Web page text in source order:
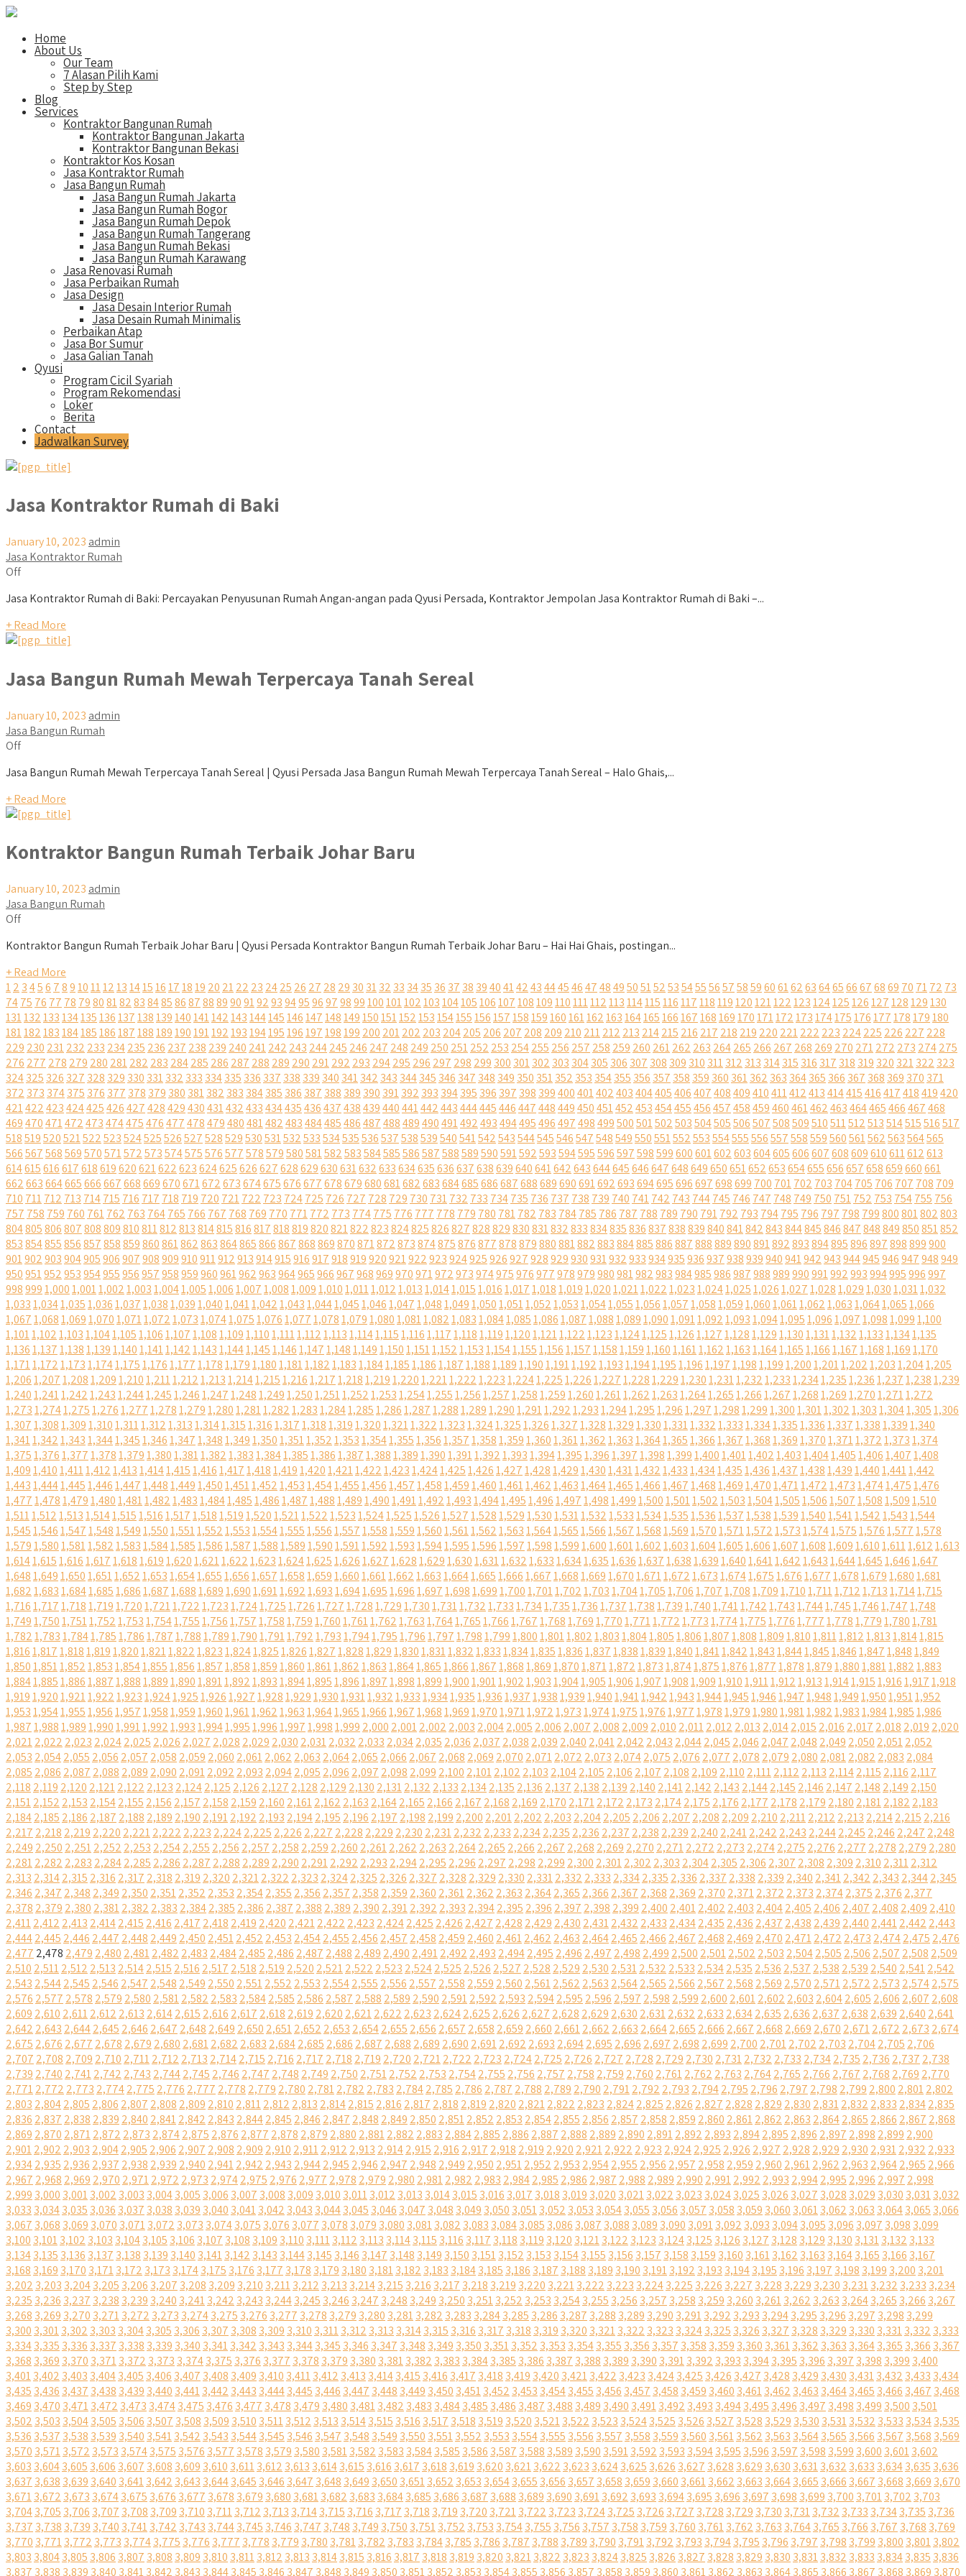
Home
About Us
Our Team
7 Alasan Pilih Kami
Step by Step
Blog
Services
Kontraktor Bangunan Rumah
Kontraktor Bangunan Jakarta
Kontraktor Bangunan Bekasi
Kontraktor Kos Kosan
Jasa Kontraktor Rumah
Jasa Bangun Rumah
Jasa Bangun Rumah Jakarta
Jasa Bangun Rumah Bogor
Jasa Bangun Rumah Depok
Jasa Bangun Rumah Tangerang
Jasa Bangun Rumah Bekasi
Jasa Bangun Rumah Karawang
Jasa Renovasi Rumah
Jasa Perbaikan Rumah
Jasa Design
Jasa Desain Interior Rumah
Jasa Desain Rumah Minimalis
Perbaikan Atap
Jasa Bor Sumur
Jasa Galian Tanah
Qyusi
Program Cicil Syariah
Program Rekomendasi
Loker
Berita
Contact
Jadwalkan Survey
Jasa Kontraktor Rumah di Baki
January 10, 2023 admin
Jasa Kontraktor Rumah
Off
Jasa Kontraktor Rumah di Baki: Percayakan Penyusunan Rumah Angan-angan pada Qyusi Persada, Kontraktor Jempolan Jasa Kontraktor Rumah di Baki –...
+ Read More
Jasa Bangun Rumah Mewah Terpercaya Tanah Sereal
January 10, 2023 admin
Jasa Bangun Rumah
Off
Jasa Bangun Rumah Mewah Terpercaya Tanah Sereal | Qyusi Persada Jasa Bangun Rumah Mewah Terpercaya Tanah Sereal – Halo Ghais,...
+ Read More
Kontraktor Bangun Rumah Terbaik Johar Baru
January 10, 2023 admin
Jasa Bangun Rumah
Off
Kontraktor Bangun Rumah Terbaik Johar Baru | Qyusi Persada Kontraktor Bangun Rumah Terbaik Johar Baru – Hai Hai Ghais, postingan...
+ Read More
12 3456 78910111213141516171819 20 2122 23 2425 26 27 28 29 30 3132 33 3435 36 37 38 39404142434445464748495051525354555657585960616263646566676869 70 7172 73
7475 76 77 78 798081828384858687888990919293949596979899100101102103104105106107108109110111112113114115116117118119120121122123124125126127128129130
131132133134135136137138139140141142143144145146147148149150151152153154155156157158159160161162163164165166167168169170171172173174175176177178179180
181182183184185186187188189190191192193194195196197198199 200 201202 203 204205 206 207 208 209 210 211212 213 214215 216 217 218 219 220 221222 223 224225 226 227 228
229 230 231232 233 234235 236 237 238 239 240 241242 243 244245 246 247 248 249 250 251252 253 254255 256 257 258 259 260 261262 263 264265 266 267 268 269 270 271272 273 274275
276 277 278 279 280 281282 283 284285 286 287 288 289 290 291292 293 294295 296 297 298 299 300 301302 303 304305 306 307 308 309 310 311312 313 314315 316 317 318 319 320 321322 323
324325 326 327 328 329 330 331332 333 334335 336 337 338 339 340 341342 343 344345 346 347 348 349 350 351352 353 354355 356 357 358 359 360 361362 363 364365 366 367 368 369 370 371
372 373 374375 376 377 378 379 380 381382 383 384385 386 387 388 389 390 391392 393 394395 396 397 398 399400401402403404405406407408409410411412413414415416417418419420
421422423424425426427428429430431432433434435436437438439440441442443444445446447448449450451452453454455456457458459460461462463464465466467468
469470471472473474475476477478479480481482483484485486487488489490491492493494495496497498499500501502503504505506507508509510511512513514515516517
518519520521522523524525526527528529530531532533534535536537538539540541542543544545546547548549550551552553554555556557558559560561562563564565
566567568569570571572573574575576577578579580581582583584585586587588589590591592593594595596597598599600601602603604605606607608609610611612613
614615616617618619620621622623624625626627628629630631632633634635636637638639640641642643644645646647648649650651652653654655656657658659660661
662663664665666667668669670671672673674675676677678679680681682683684685686687688689690691692693694695696697698699 700 701702 703 704705 706 707 708 709
710 711712 713 714715 716 717 718 719 720 721722 723 724725 726 727 728 729 730 731732 733 734735 736 737 738 739 740 741742 743 744745 746 747 748 749 750 751752 753 754755 756
757 758 759 760 761762 763 764765 766 767 768 769 770 771772 773 774775 776 777 778 779 780 781782 783 784785 786 787 788 789 790 791792 793 794795 796 797 798 799800801802803
804805806807808809810811812813814815816817818819820821822823824825826827828829830831832833834835836837838839840841842843844845846847848849850851852
853854855856857858859860861862863864865866867868869870871872873874875876877878879880881882883884885886887888889890891892893894895896897898899900
901902903904905906907908909910911912913914915916917918919920921922923924925926927928929930931932933934935936937938939940941942943944945946947948949
950951952953954955956957958959960961962963964965966967968969970971972973974975976977978979980981982983984985986987988989990991992993994995996997
9989991,0001,0011,0021,0031,0041,0051,0061,0071,0081,0091,0101,0111,0121,0131,0141,0151,0161,0171,0181,0191,0201,0211,0221,0231,0241,0251,0261,0271,0281,0291,0301,0311,032
1,0331,0341,0351,0361,0371,0381,0391,0401,0411,0421,0431,0441,0451,0461,0471,0481,0491,0501,0511,0521,0531,0541,0551,0561,0571,0581,0591,0601,0611,0621,0631,0641,0651,066
1,0671,0681,0691,0701,0711,0721,0731,0741,0751,0761,0771,0781,0791,0801,0811,0821,0831,0841,0851,0861,0871,0881,0891,0901,0911,0921,0931,0941,0951,0961,0971,0981,0991,100
1,1011,1021,1031,1041,1051,1061,1071,1081,1091,1101,1111,1121,1131,1141,1151,1161,1171,1181,1191,1201,1211,1221,1231,1241,1251,1261,1271,1281,1291,1301,1311,1321,1331,1341,135
1,1361,1371,1381,1391,1401,1411,1421,1431,1441,1451,1461,1471,1481,1491,1501,1511,1521,1531,1541,1551,1561,1571,1581,1591,1601,1611,1621,1631,1641,1651,1661,1671,1681,1691,170
1,1711,1721,1731,1741,1751,1761,1771,1781,1791,1801,1811,1821,1831,1841,1851,1861,1871,1881,1891,1901,1911,1921,1931,1941,1951,1961,1971,1981,1991,2001,2011,2021,2031,2041,205
1,2061,2071,2081,2091,2101,2111,2121,2131,2141,2151,2161,2171,2181,2191,2201,2211,2221,2231,2241,2251,2261,2271,2281,2291,2301,2311,2321,2331,2341,2351,2361,2371,2381,239
1,2401,2411,2421,2431,2441,2451,2461,2471,2481,2491,2501,2511,2521,2531,2541,2551,2561,2571,2581,2591,2601,2611,2621,2631,2641,2651,2661,2671,2681,2691,2701,2711,272
1,2731,2741,2751,2761,2771,2781,2791,2801,2811,2821,2831,2841,2851,2861,2871,2881,2891,2901,2911,2921,2931,2941,2951,2961,2971,2981,2991,3001,3011,3021,3031,3041,3051,306
1,3071,3081,3091,3101,3111,3121,3131,3141,3151,3161,3171,3181,3191,3201,3211,3221,3231,3241,3251,3261,3271,3281,3291,3301,3311,3321,3331,3341,3351,3361,3371,3381,3391,340
1,3411,3421,3431,3441,3451,3461,3471,3481,3491,3501,3511,3521,3531,3541,3551,3561,3571,3581,3591,3601,3611,3621,3631,3641,3651,3661,3671,3681,3691,3701,3711,3721,3731,374
1,3751,3761,3771,3781,3791,3801,3811,3821,3831,3841,3851,3861,3871,3881,3891,3901,3911,3921,3931,3941,3951,3961,3971,3981,3991,4001,4011,4021,4031,4041,4051,4061,4071,408
1,4091,4101,4111,4121,4131,4141,4151,4161,4171,4181,4191,4201,4211,4221,4231,4241,4251,4261,4271,4281,4291,4301,4311,4321,4331,4341,4351,4361,4371,4381,4391,4401,4411,442
1,4431,4441,4451,4461,4471,4481,4491,4501,4511,4521,4531,4541,4551,4561,4571,4581,4591,4601,4611,4621,4631,4641,4651,4661,4671,4681,4691,4701,4711,4721,4731,4741,4751,476
1,4771,4781,4791,4801,4811,4821,4831,4841,4851,4861,4871,4881,4891,4901,4911,4921,4931,4941,4951,4961,4971,4981,4991,5001,5011,5021,5031,5041,5051,5061,5071,5081,5091,510
1,5111,5121,5131,5141,5151,5161,5171,5181,5191,5201,5211,5221,5231,5241,5251,5261,5271,5281,5291,5301,5311,5321,5331,5341,5351,5361,5371,5381,5391,5401,5411,5421,5431,544
1,5451,5461,5471,5481,5491,5501,5511,5521,5531,5541,5551,5561,5571,5581,5591,5601,5611,5621,5631,5641,5651,5661,5671,5681,5691,5701,5711,5721,5731,5741,5751,5761,5771,578
1,5791,5801,5811,5821,5831,5841,5851,5861,5871,5881,5891,5901,5911,5921,5931,5941,5951,5961,5971,5981,5991,6001,6011,6021,6031,6041,6051,6061,6071,6081,6091,6101,6111,6121,613
1,6141,6151,6161,6171,6181,6191,6201,6211,6221,6231,6241,6251,6261,6271,6281,6291,6301,6311,6321,6331,6341,6351,6361,6371,6381,6391,6401,6411,6421,6431,6441,6451,6461,647
1,6481,6491,6501,6511,6521,6531,6541,6551,6561,6571,6581,6591,6601,6611,6621,6631,6641,6651,6661,6671,6681,6691,6701,6711,6721,6731,6741,6751,6761,6771,6781,6791,6801,681
1,6821,6831,6841,6851,6861,6871,6881,6891,6901,6911,6921,6931,6941,6951,6961,6971,6981,6991,7001,7011,7021,7031,7041,7051,7061,7071,7081,7091,7101,7111,7121,7131,7141,715
1,7161,7171,7181,7191,7201,7211,7221,7231,7241,7251,7261,7271,7281,7291,7301,7311,7321,7331,7341,7351,7361,7371,7381,7391,7401,7411,7421,7431,7441,7451,7461,7471,748
1,7491,7501,7511,7521,7531,7541,7551,7561,7571,7581,7591,7601,7611,7621,7631,7641,7651,7661,7671,7681,7691,7701,7711,7721,7731,7741,7751,7761,7771,7781,7791,7801,781
1,7821,7831,7841,7851,7861,7871,7881,7891,7901,7911,7921,7931,7941,7951,7961,7971,7981,7991,8001,8011,8021,8031,8041,8051,8061,8071,8081,8091,8101,8111,8121,8131,8141,815
1,8161,8171,8181,8191,8201,8211,8221,8231,8241,8251,8261,8271,8281,8291,8301,8311,8321,8331,8341,8351,8361,8371,8381,8391,8401,8411,8421,8431,8441,8451,8461,8471,8481,849
1,8501,8511,8521,8531,8541,8551,8561,8571,8581,8591,8601,8611,8621,8631,8641,8651,8661,8671,8681,8691,8701,8711,8721,8731,8741,8751,8761,8771,8781,8791,8801,8811,8821,883
1,8841,8851,8861,8871,8881,8891,8901,8911,8921,8931,8941,8951,8961,8971,8981,8991,9001,9011,9021,9031,9041,9051,9061,9071,9081,9091,9101,9111,9121,9131,9141,9151,9161,9171,918
1,9191,9201,9211,9221,9231,9241,9251,9261,9271,9281,9291,9301,9311,9321,9331,9341,9351,9361,9371,9381,9391,9401,9411,9421,9431,9441,9451,9461,9471,9481,9491,9501,9511,952
1,9531,9541,9551,9561,9571,9581,9591,9601,9611,9621,9631,9641,9651,9661,9671,9681,9691,9701,9711,9721,9731,9741,9751,9761,9771,9781,9791,9801,9811,9821,9831,9841,9851,986
1,9871,9881,9891,9901,9911,9921,9931,9941,9951,9961,9971,9981,999 2,000 2,0012,002 2,003 2,0042,005 2,006 2,007 2,008 2,009 2,010 2,0112,012 2,013 2,0142,015 2,016 2,017 2,018 2,019 2,020
2,0212,022 2,023 2,0242,025 2,026 2,027 2,028 2,029 2,030 2,0312,032 2,033 2,0342,035 2,036 2,037 2,038 2,039 2,040 2,0412,042 2,043 2,0442,045 2,046 2,047 2,048 2,049 2,050 2,0512,052
2,053 2,0542,055 2,056 2,057 2,058 2,059 2,060 2,0612,062 2,063 2,0642,065 2,066 2,067 2,068 2,069 2,070 2,0712,072 2,073 2,0742,075 2,076 2,077 2,078 2,079 2,080 2,0812,082 2,083 2,084
2,085 2,086 2,087 2,088 2,089 2,090 2,0912,092 2,093 2,0942,095 2,096 2,097 2,098 2,099 2,100 2,1012,102 2,103 2,1042,105 2,106 2,107 2,108 2,109 2,110 2,1112,112 2,113 2,1142,115 2,116 2,117
2,118 2,119 2,120 2,1212,122 2,123 2,1242,125 2,126 2,127 2,128 2,129 2,130 2,1312,132 2,133 2,1342,135 2,136 2,137 2,138 2,139 2,140 2,1412,142 2,143 2,1442,145 2,146 2,147 2,148 2,149 2,150
2,1512,152 2,153 2,1542,155 2,156 2,157 2,158 2,159 2,160 2,1612,162 2,163 2,1642,165 2,166 2,167 2,168 2,169 2,170 2,1712,172 2,173 2,1742,175 2,176 2,177 2,178 2,179 2,180 2,1812,182 2,183
2,1842,185 2,186 2,187 2,188 2,189 2,190 2,1912,192 2,193 2,1942,195 2,196 2,197 2,198 2,199 2,200 2,2012,202 2,203 2,2042,205 2,206 2,207 2,208 2,209 2,210 2,2112,212 2,213 2,2142,215 2,216
2,217 2,218 2,219 2,220 2,2212,222 2,223 2,2242,225 2,226 2,227 2,228 2,229 2,230 2,2312,232 2,233 2,2342,235 2,236 2,237 2,238 2,239 2,240 2,2412,242 2,243 2,2442,245 2,246 2,247 2,248
2,249 2,250 2,2512,252 2,253 2,2542,255 2,256 2,257 2,258 2,259 2,260 2,2612,262 2,263 2,2642,265 2,266 2,267 2,268 2,269 2,270 2,2712,272 2,273 2,2742,275 2,276 2,277 2,278 2,279 2,280
2,2812,282 2,283 2,2842,285 2,286 2,287 2,288 2,289 2,290 2,2912,292 2,293 2,2942,295 2,296 2,297 2,298 2,299 2,300 2,3012,302 2,303 2,3042,305 2,306 2,307 2,308 2,309 2,310 2,3112,312
2,313 2,3142,315 2,316 2,317 2,318 2,319 2,320 2,3212,322 2,323 2,3242,325 2,326 2,327 2,328 2,329 2,330 2,3312,332 2,333 2,3342,335 2,336 2,337 2,338 2,339 2,340 2,3412,342 2,343 2,3442,345
2,346 2,347 2,348 2,349 2,350 2,3512,352 2,353 2,3542,355 2,356 2,357 2,358 2,359 2,360 2,3612,362 2,363 2,3642,365 2,366 2,367 2,368 2,369 2,370 2,3712,372 2,373 2,3742,375 2,376 2,377
2,378 2,379 2,380 2,3812,382 2,383 2,3842,385 2,386 2,387 2,388 2,389 2,390 2,3912,392 2,393 2,3942,395 2,396 2,397 2,398 2,399 2,400 2,4012,402 2,403 2,4042,405 2,406 2,407 2,408 2,409 2,410
2,4112,412 2,413 2,4142,415 2,416 2,417 2,418 2,419 2,420 2,4212,422 2,423 2,4242,425 2,426 2,427 2,428 2,429 2,430 2,4312,432 2,433 2,4342,435 2,436 2,437 2,438 2,439 2,440 2,4412,442 2,443
2,4442,445 2,446 2,447 2,448 2,449 2,450 2,4512,452 2,453 2,4542,455 2,456 2,457 2,458 2,459 2,460 2,4612,462 2,463 2,4642,465 2,466 2,467 2,468 2,469 2,470 2,4712,472 2,473 2,4742,475 2,476
2,477 2,478 2,479 2,480 2,4812,482 2,483 2,4842,485 2,486 2,487 2,488 2,489 2,490 2,4912,492 2,493 2,4942,495 2,496 2,497 2,498 2,499 2,500 2,5012,502 2,503 2,5042,505 2,506 2,507 2,508 2,509
2,510 2,5112,512 2,513 2,5142,515 2,516 2,517 2,518 2,519 2,520 2,5212,522 2,523 2,5242,525 2,526 2,527 2,528 2,529 2,530 2,5312,532 2,533 2,5342,535 2,536 2,537 2,538 2,539 2,540 2,5412,542
2,543 2,5442,545 2,546 2,547 2,548 2,549 2,550 2,5512,552 2,553 2,5542,555 2,556 2,557 2,558 2,559 2,560 2,5612,562 2,563 2,5642,565 2,566 2,567 2,568 2,569 2,570 2,5712,572 2,573 2,5742,575
2,576 2,577 2,578 2,579 2,580 2,5812,582 2,583 2,5842,585 2,586 2,587 2,588 2,589 2,590 2,5912,592 2,593 2,5942,595 2,596 2,597 2,598 2,599 2,600 2,6012,602 2,603 2,6042,605 2,606 2,607 2,608
2,609 2,610 2,6112,612 2,613 2,6142,615 2,616 2,617 2,618 2,619 2,620 2,6212,622 2,623 2,6242,625 2,626 2,627 2,628 2,629 2,630 2,6312,632 2,633 2,6342,635 2,636 2,637 2,638 2,639 2,640 2,641
2,642 2,643 2,6442,645 2,646 2,647 2,648 2,649 2,650 2,6512,652 2,653 2,6542,655 2,656 2,657 2,658 2,659 2,660 2,6612,662 2,663 2,6642,665 2,666 2,667 2,668 2,669 2,670 2,6712,672 2,673 2,674
2,675 2,676 2,677 2,678 2,679 2,680 2,6812,682 2,683 2,6842,685 2,686 2,687 2,688 2,689 2,690 2,6912,692 2,693 2,6942,695 2,696 2,697 2,698 2,699 2,700 2,7012,702 2,703 2,7042,705 2,706
2,707 2,708 2,709 2,710 2,7112,712 2,713 2,7142,715 2,716 2,717 2,718 2,719 2,720 2,7212,722 2,723 2,7242,725 2,726 2,727 2,728 2,729 2,730 2,7312,732 2,733 2,7342,735 2,736 2,737 2,738
2,739 2,740 2,7412,742 2,743 2,7442,745 2,746 2,747 2,748 2,749 2,750 2,7512,752 2,753 2,7542,755 2,756 2,757 2,758 2,759 2,760 2,7612,762 2,763 2,7642,765 2,766 2,767 2,768 2,769 2,770
2,7712,772 2,773 2,7742,775 2,776 2,777 2,778 2,779 2,780 2,7812,782 2,783 2,7842,785 2,786 2,787 2,788 2,789 2,790 2,7912,792 2,793 2,7942,795 2,796 2,797 2,798 2,799 2,800 2,8012,802
2,803 2,8042,805 2,806 2,807 2,808 2,809 2,810 2,8112,812 2,813 2,8142,815 2,816 2,817 2,818 2,819 2,820 2,8212,822 2,823 2,8242,825 2,826 2,827 2,828 2,829 2,830 2,8312,832 2,833 2,8342,835
2,836 2,837 2,838 2,839 2,840 2,8412,842 2,843 2,8442,845 2,846 2,847 2,848 2,849 2,850 2,8512,852 2,853 2,8542,855 2,856 2,857 2,858 2,859 2,860 2,8612,862 2,863 2,8642,865 2,866 2,867 2,868
2,869 2,870 2,8712,872 2,873 2,8742,875 2,876 2,877 2,878 2,879 2,880 2,8812,882 2,883 2,8842,885 2,886 2,887 2,888 2,889 2,890 2,8912,892 2,893 2,8942,895 2,896 2,897 2,898 2,899 2,900
2,9012,902 2,903 2,9042,905 2,906 2,907 2,908 2,909 2,910 2,9112,912 2,913 2,9142,915 2,916 2,917 2,918 2,919 2,920 2,9212,922 2,923 2,9242,925 2,926 2,927 2,928 2,929 2,930 2,9312,932 2,933
2,9342,935 2,936 2,937 2,938 2,939 2,940 2,9412,942 2,943 2,9442,945 2,946 2,947 2,948 2,949 2,950 2,9512,952 2,953 2,9542,955 2,956 2,957 2,958 2,959 2,960 2,9612,962 2,963 2,9642,965 2,966
2,967 2,968 2,969 2,970 2,9712,972 2,973 2,9742,975 2,976 2,977 2,978 2,979 2,980 2,9812,982 2,983 2,9842,985 2,986 2,987 2,988 2,989 2,990 2,9912,992 2,993 2,9942,995 2,996 2,997 2,998
2,999 3,000 3,0013,002 3,003 3,0043,005 3,006 3,007 3,008 3,009 3,010 3,0113,012 3,013 3,0143,015 3,016 3,017 3,018 3,019 3,020 3,0213,022 3,023 3,0243,025 3,026 3,027 3,028 3,029 3,030 3,0313,032
3,033 3,0343,035 3,036 3,037 3,038 3,039 3,040 3,0413,042 3,043 3,0443,045 3,046 3,047 3,048 3,049 3,050 3,0513,052 3,053 3,0543,055 3,056 3,057 3,058 3,059 3,060 3,0613,062 3,063 3,0643,065 3,066
3,067 3,068 3,069 3,070 3,0713,072 3,073 3,0743,075 3,076 3,077 3,078 3,079 3,080 3,0813,082 3,083 3,0843,085 3,086 3,087 3,088 3,089 3,090 3,0913,092 3,093 3,0943,095 3,096 3,097 3,098 3,099
3,100 3,1013,102 3,103 3,1043,105 3,106 3,107 3,108 3,109 3,110 3,1113,112 3,113 3,1143,115 3,116 3,117 3,118 3,119 3,120 3,1213,122 3,123 3,1243,125 3,126 3,127 3,128 3,129 3,130 3,1313,132 3,133
3,1343,135 3,136 3,137 3,138 3,139 3,140 3,1413,142 3,143 3,1443,145 3,146 3,147 3,148 3,149 3,150 3,1513,152 3,153 3,1543,155 3,156 3,157 3,158 3,159 3,160 3,1613,162 3,163 3,1643,165 3,166 3,167
3,168 3,169 3,170 3,1713,172 3,173 3,1743,175 3,176 3,177 3,178 3,179 3,180 3,1813,182 3,183 3,1843,185 3,186 3,187 3,188 3,189 3,190 3,1913,192 3,193 3,1943,195 3,196 3,197 3,198 3,199 3,200 3,201
3,202 3,203 3,2043,205 3,206 3,207 3,208 3,209 3,210 3,2113,212 3,213 3,2143,215 3,216 3,217 3,218 3,219 3,220 3,2213,222 3,223 3,2243,225 3,226 3,227 3,228 3,229 3,230 3,2313,232 3,233 3,234
3,235 3,236 3,237 3,238 3,239 3,240 3,2413,242 3,243 3,2443,245 3,246 3,247 3,248 3,249 3,250 3,2513,252 3,253 3,2543,255 3,256 3,257 3,258 3,259 3,260 3,2613,262 3,263 3,2643,265 3,266 3,267
3,268 3,269 3,270 3,2713,272 3,273 3,2743,275 3,276 3,277 3,278 3,279 3,280 3,2813,282 3,283 3,2843,285 3,286 3,287 3,288 3,289 3,290 3,2913,292 3,293 3,2943,295 3,296 3,297 3,298 3,299
3,300 3,3013,302 3,303 3,3043,305 3,306 3,307 3,308 3,309 3,310 3,3113,312 3,313 3,3143,315 3,316 3,317 3,318 3,319 3,320 3,3213,322 3,323 3,3243,325 3,326 3,327 3,328 3,329 3,330 3,3313,332 3,333
3,3343,335 3,336 3,337 3,338 3,339 3,340 3,3413,342 3,343 3,3443,345 3,346 3,347 3,348 3,349 3,350 3,3513,352 3,353 3,3543,355 3,356 3,357 3,358 3,359 3,360 3,3613,362 3,363 3,3643,365 3,366 3,367
3,368 3,369 3,370 3,3713,372 3,373 3,3743,375 3,376 3,377 3,378 3,379 3,380 3,3813,382 3,383 3,3843,385 3,386 3,387 3,388 3,389 3,390 3,3913,392 3,393 3,3943,395 3,396 3,397 3,398 3,399 3,400
3,4013,402 3,403 3,4043,405 3,406 3,407 3,408 3,409 3,410 3,4113,412 3,413 3,4143,415 3,416 3,417 3,418 3,419 3,420 3,4213,422 3,423 3,4243,425 3,426 3,427 3,428 3,429 3,430 3,4313,432 3,433 3,434
3,435 3,436 3,437 3,438 3,439 3,440 3,4413,442 3,443 3,4443,445 3,446 3,447 3,448 3,449 3,450 3,4513,452 3,453 3,4543,455 3,456 3,457 3,458 3,459 3,460 3,4613,462 3,463 3,4643,465 3,466 3,467 3,468
3,469 3,470 3,4713,472 3,473 3,4743,475 3,476 3,477 3,478 3,479 3,480 3,4813,482 3,483 3,4843,485 3,486 3,487 3,488 3,489 3,490 3,4913,492 3,493 3,4943,495 3,496 3,497 3,498 3,499 3,500 3,501
3,502 3,503 3,5043,505 3,506 3,507 3,508 3,509 3,510 3,5113,512 3,513 3,5143,515 3,516 3,517 3,518 3,519 3,520 3,5213,522 3,523 3,5243,525 3,526 3,527 3,528 3,529 3,530 3,5313,532 3,533 3,5343,535
3,536 3,537 3,538 3,539 3,540 3,5413,542 3,543 3,5443,545 3,546 3,547 3,548 3,549 3,550 3,5513,552 3,553 3,5543,555 3,556 3,557 3,558 3,559 3,560 3,5613,562 3,563 3,5643,565 3,566 3,567 3,568 3,569
3,570 3,5713,572 3,573 3,5743,575 3,576 3,577 3,578 3,579 3,580 3,5813,582 3,583 3,5843,585 3,586 3,587 3,588 3,589 3,590 3,5913,592 3,593 3,5943,595 3,596 3,597 3,598 3,599 3,600 3,6013,602
3,603 3,6043,605 3,606 3,607 3,608 3,609 3,610 3,6113,612 3,613 3,6143,615 3,616 3,617 3,618 3,619 3,620 3,6213,622 3,623 3,6243,625 3,626 3,627 3,628 3,629 3,630 3,6313,632 3,633 3,6343,635 3,636
3,637 3,638 3,639 3,640 3,6413,642 3,643 3,6443,645 3,646 3,647 3,648 3,649 3,650 3,6513,652 3,653 3,6543,655 3,656 3,657 3,658 3,659 3,660 3,6613,662 3,663 3,6643,665 3,666 3,667 3,668 3,669 3,670
3,6713,672 3,673 3,6743,675 3,676 3,677 3,678 3,679 3,680 3,6813,682 3,683 3,6843,685 3,686 3,687 3,688 3,689 3,690 3,6913,692 3,693 3,6943,695 3,696 3,697 3,698 3,699 3,700 3,7013,702 3,703
3,7043,705 3,706 3,707 3,708 3,709 3,710 3,7113,712 3,713 3,7143,715 3,716 3,717 3,718 3,719 3,720 3,7213,722 3,723 3,7243,725 3,726 3,727 3,728 3,729 3,730 3,7313,732 3,733 3,7343,735 3,736
3,737 3,738 3,739 3,740 3,7413,742 3,743 3,7443,745 3,746 3,747 3,748 3,749 3,750 3,7513,752 3,753 3,7543,755 3,756 3,757 3,758 3,759 3,760 3,7613,762 3,763 3,7643,765 3,766 3,767 3,768 3,769
3,770 3,7713,772 3,773 3,7743,775 3,776 3,777 3,778 3,779 3,780 3,7813,782 3,783 3,7843,785 3,786 3,787 3,788 3,789 3,790 3,7913,792 3,793 3,7943,795 3,796 3,797 3,798 3,799 3,800 3,8013,802
3,803 3,8043,805 3,806 3,807 3,808 3,809 3,810 3,8113,812 3,813 3,8143,815 3,816 3,817 3,818 3,819 3,820 3,8213,822 3,823 3,8243,825 3,826 3,827 3,828 3,829 3,830 3,8313,832 3,833 3,8343,835 3,836
3,837 3,838 3,839 3,840 3,8413,842 3,843 3,8443,845 3,846 3,847 3,848 3,849 3,850 3,8513,852 3,853 3,8543,855 3,856 3,857 3,858 3,859 3,860 3,8613,862 3,863 3,8643,865 3,866 3,867 3,868 3,869 3,870